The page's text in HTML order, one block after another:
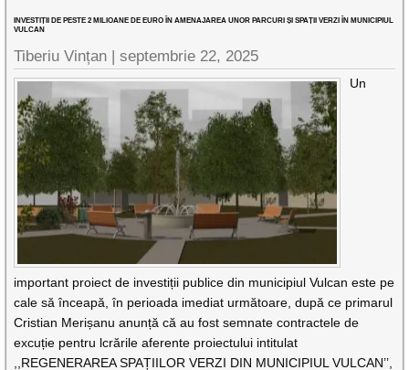
INVESTIȚII DE PESTE 2 MILIOANE DE EURO ÎN AMENAJAREA UNOR PARCURI ȘI SPAȚII VERZI ÎN MUNICIPIUL
VULCAN
Tiberiu Vințan |septembrie 22, 2025
Un
important proiect de investiții publice din municipiul Vulcan este pe
cale să înceapă, în perioada imediat următoare, după ce primarul
Cristian Merișanu anunță că au fost semnate contractele de
excuție pentru lcrările aferente proiectului intitulat
,,REGENERAREA SPAȚIILOR VERZI DIN MUNICIPIUL VULCAN’’,